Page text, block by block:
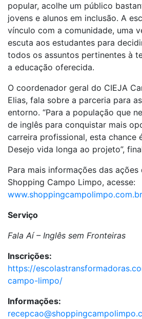
popular, acolhe um público
jovens e alunos em inclusão. A
vínculo com a comunidade, uma
escuta aos estudantes para
todos os assuntos pertinentes à
a educação oferecida.
O coordenador geral do CIEJA
Elias, fala sobre a parceria para
entorno. “Para a população que
de inglês para conquistar mais
carreira profissional, esta chance
Desejo vida longa ao projeto”,
Para mais informações das
Shopping Campo Limpo, acesse:
www.shoppingcampolimpo.com.br
Serviço
Fala Aí – Inglês sem Fronteiras
Inscrições:
https://
campo-limpo/
Informações: